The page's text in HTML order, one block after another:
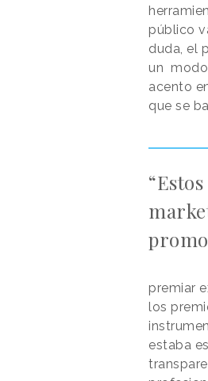
público
duda, el
un
acento
que se
premiar
los
estaba